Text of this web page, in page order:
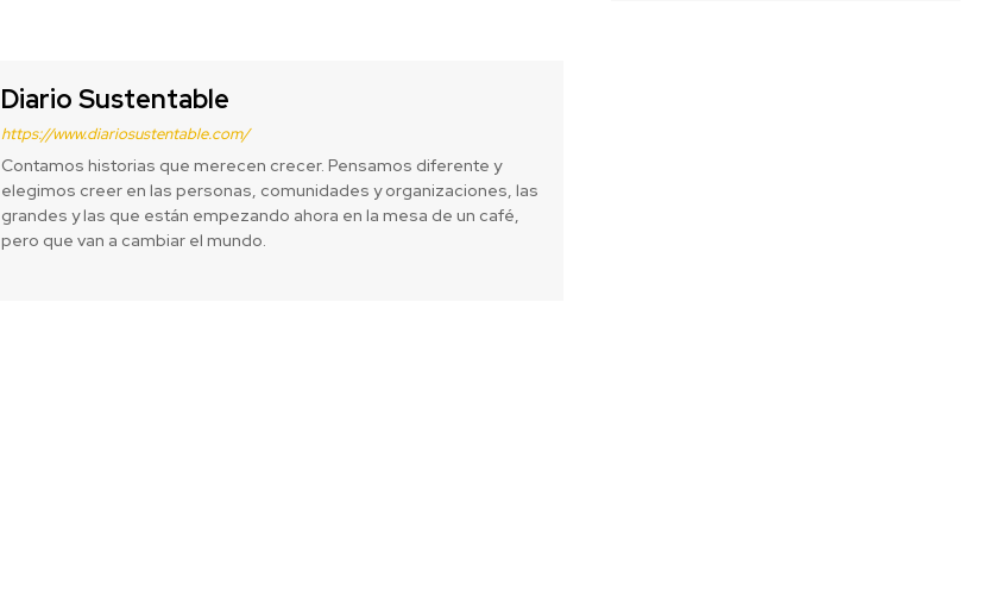
Diario Sustentable
https://www.diariosustentable.com/
Contamos historias que merecen crecer. Pensamos diferente y
elegimos creer en las personas, comunidades y organizaciones, las
grandes y las que están empezando ahora en la mesa de un café,
pero que van a cambiar el mundo.